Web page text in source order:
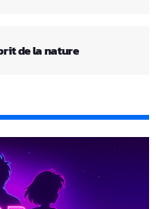
de la nature